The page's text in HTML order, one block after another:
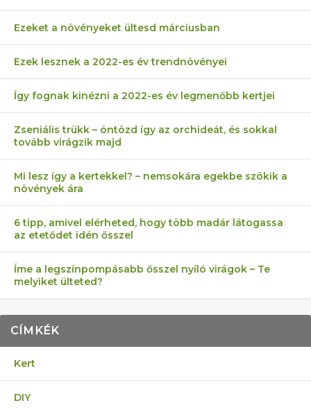
Ezeket a növényeket ültesd márciusban
Ezek lesznek a 2022-es év trendnövényei
Így fognak kinézni a 2022-es év legmenőbb kertjei
Zseniális trükk – öntözd így az orchideát, és sokkal
tovább virágzik majd
Mi lesz így a kertekkel? – nemsokára egekbe szökik a
növények ára
6 tipp, amivel elérheted, hogy több madár látogassa
az etetődet idén ősszel
Íme a legszínpompásabb ősszel nyíló virágok – Te
melyiket ülteted?
CÍMKÉK
Kert
DIY